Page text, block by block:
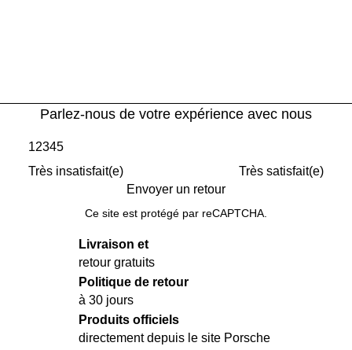
Parlez-nous de votre expérience avec nous
Très insatisfait(e)
12345
Très satisfait(e)
Envoyer un retour
Ce site est protégé par reCAPTCHA.
Livraison et
retour gratuits
Politique de retour
à 30 jours
Produits officiels
directement depuis le site Porsche